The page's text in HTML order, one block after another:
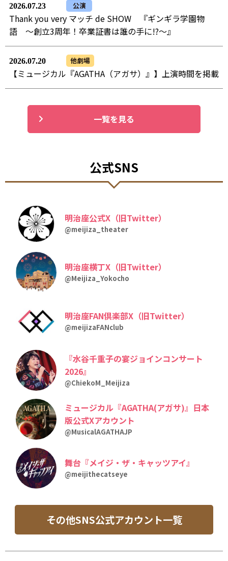
2026.07.23 公演
Thank you very マッチ de SHOW 『ギンギラ学園物
語 ～創立3周年！卒業証書は誰の手に!?～』
2026.07.20 他劇場
【ミュージカル『AGATHA（アガサ）』】上演時間を掲載
一覧を見る
公式SNS
明治座公式X（旧Twitter）
@meijiza_theater
明治座横丁X（旧Twitter）
@Meijiza_Yokocho
明治座FAN倶楽部X（旧Twitter）
@meijizaFANclub
『水谷千重子の宴ジョインコンサート
2026』
@ChiekoM_Meijiza
ミュージカル『AGATHA(アガサ)』日本
版公式Xアカウント
@MusicalAGATHAJP
舞台『メイジ・ザ・キャッツアイ』
@meijithecatseye
その他SNS公式アカウント一覧